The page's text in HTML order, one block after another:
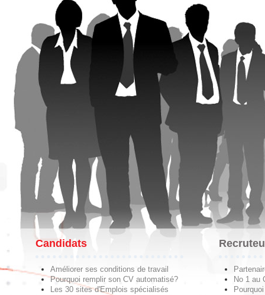
Candidats
Améliorer ses conditions de travail
Pourquoi remplir son CV automatisé?
Les 30 sites d'Emplois spécialisés
No 1 au